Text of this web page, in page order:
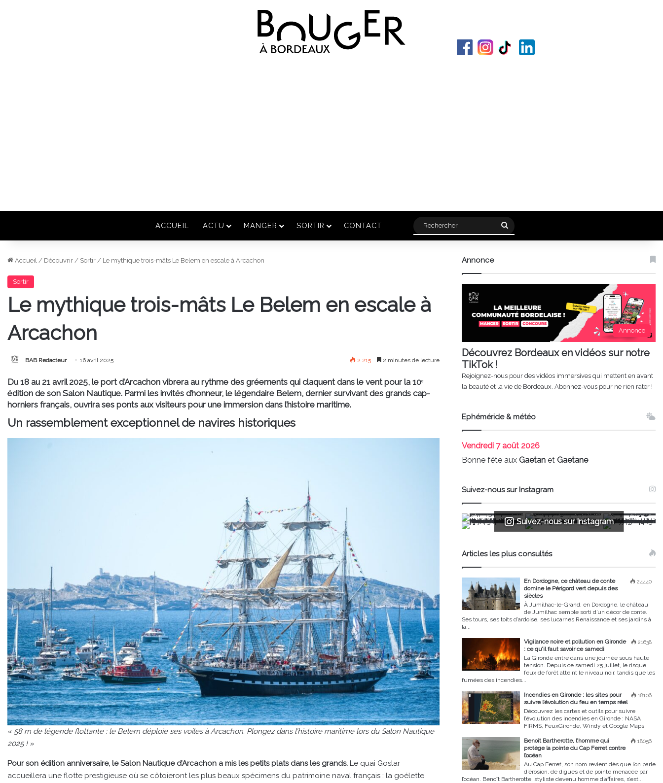
ACCUEIL ACTU MANGER SORTIR CONTACT Rechercher
Accueil / Découvrir / Sortir / Le mythique trois-mâts Le Belem en escale à Arcachon
Sortir
Le mythique trois-mâts Le Belem en escale à
Arcachon
BAB Redacteur 16 avril 2025 2 215 2 minutes de lecture
Du 18 au 21 avril 2025, le port d’Arcachon vibrera au rythme des gréements qui claquent dans le vent pour la 10ᵉ
édition de son Salon Nautique. Parmi les invités d’honneur, le légendaire Belem, dernier survivant des grands cap-
horniers français, ouvrira ses ponts aux visiteurs pour une immersion dans l’histoire maritime.
Un rassemblement exceptionnel de navires historiques
« 58 m de légende flottante : le Belem déploie ses voiles à Arcachon. Plongez dans l’histoire maritime lors du Salon Nautique
2025 ! »
Pour son édition anniversaire, le Salon Nautique d’Arcachon a mis les petits plats dans les grands. Le quai Goslar
accueillera une flotte prestigieuse où se côtoieront les plus beaux spécimens du patrimoine naval français : la goélette
Annonce
Annonce
Découvrez Bordeaux en vidéos sur notre
TikTok !
Rejoignez-nous pour des vidéos immersives qui mettent en avant
la beauté et la vie de Bordeaux. Abonnez-vous pour ne rien rater !
Ephéméride & météo
Vendredi 7 août 2026
Bonne fête auxGaetan etGaetane
Suivez-nous sur Instagram
Suivez-nous sur Instagram
Articles les plus consultés
24440
En Dordogne, ce château de conte
domine le Périgord vert depuis des
siècles
À Jumilhac-le-Grand, en Dordogne, le château
de Jumilhac semble sorti d’un décor de conte.
Ses tours, ses toits d’ardoise, ses lucarnes Renaissance et ses jardins à
la...
21638
Vigilance noire et pollution en Gironde
: ce qu’il faut savoir ce samedi
La Gironde entre dans une journée sous haute
tension. Depuis ce samedi 25 juillet, le risque
feux de forêt atteint le niveau noir, tandis que les
fumées des incendies...
18106
Incendies en Gironde : les sites pour
suivre l’évolution du feu en temps réel
Découvrez les cartes et outils pour suivre
l’évolution des incendies en Gironde : NASA
FIRMS, FeuxGironde, Windy et Google Maps.
18056
Benoît Bartherotte, l’homme qui
protège la pointe du Cap Ferret contre
l’océan
Au Cap Ferret, son nom revient dès que l’on parle
d’érosion, de digues et de pointe menacée par
l’océan. Benoît Bartherotte, styliste devenu homme d’affaires, s’est...